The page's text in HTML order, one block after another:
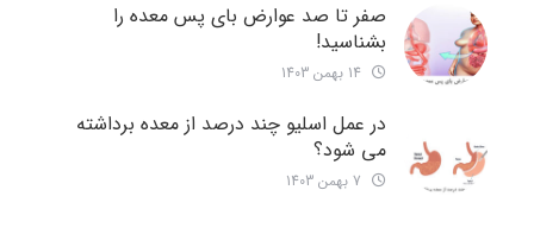
صفر تا صد عوارض بای پس معده را
بشناسید!
در عمل اسلیو چند درصد از معده برداشته
می شود؟